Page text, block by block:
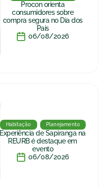
Procon orienta
consumidores sobre
compra segura no Dia dos
Pais
06/08/2026
Habitação Planejamento
Experiência de Sapiranga na
REURB é destaque em
evento
06/08/2026